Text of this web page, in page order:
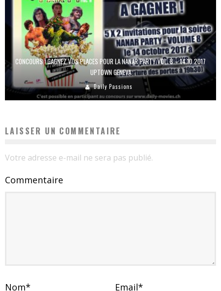
CONCOURS : GAGNEZ VOS PLACES POUR LA NANAR PARTY VOL. 8 – 14.10.2017
UPTOWN GENEVA
Daily Passions
LAISSER UN COMMENTAIRE
Votre adresse e-mail ne sera pas publié.
Commentaire
Nom* Email*